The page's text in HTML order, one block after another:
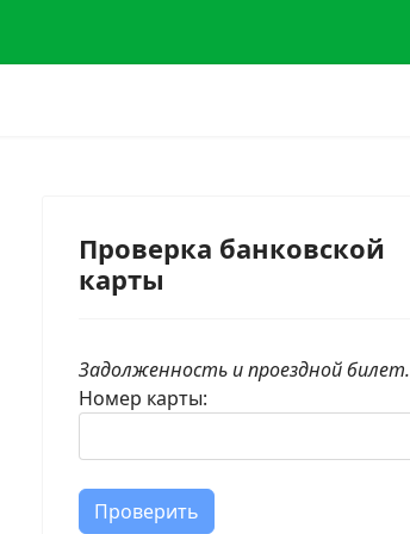
Проверка банковской
карты
Задолженность и проездной билет.
Номер карты:
Проверить